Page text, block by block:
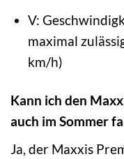
V:
maximal
km/h)
Kann ich den
auch im Sommer
Ja, der Maxxis